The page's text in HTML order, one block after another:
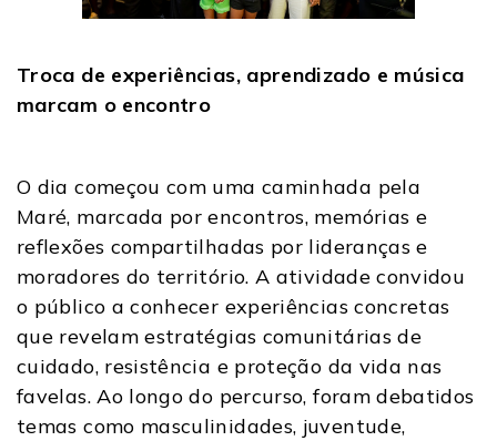
Troca de experiências, aprendizado e música
marcam o encontro
O dia começou com uma caminhada pela
Maré, marcada por encontros, memórias e
reflexões compartilhadas por lideranças e
moradores do território. A atividade convidou
o público a conhecer experiências concretas
que revelam estratégias comunitárias de
cuidado, resistência e proteção da vida nas
favelas. Ao longo do percurso, foram debatidos
temas como masculinidades, juventude,